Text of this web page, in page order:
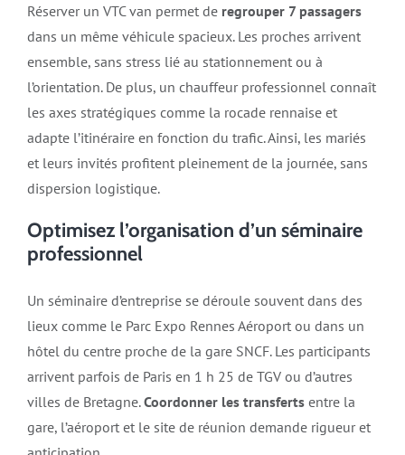
Réserver un VTC van permet de regrouper 7 passagers
dans un même véhicule spacieux. Les proches arrivent
ensemble, sans stress lié au stationnement ou à
l’orientation. De plus, un chauffeur professionnel connaît
les axes stratégiques comme la rocade rennaise et
adapte l’itinéraire en fonction du trafic. Ainsi, les mariés
et leurs invités profitent pleinement de la journée, sans
dispersion logistique.
Optimisez l’organisation d’un séminaire
professionnel
Un séminaire d’entreprise se déroule souvent dans des
lieux comme le Parc Expo Rennes Aéroport ou dans un
hôtel du centre proche de la gare SNCF. Les participants
arrivent parfois de Paris en 1 h 25 de TGV ou d’autres
villes de Bretagne.Coordonner les transferts entre la
gare, l’aéroport et le site de réunion demande rigueur et